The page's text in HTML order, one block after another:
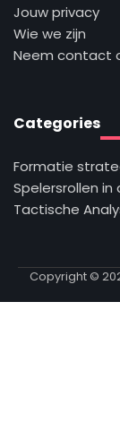
Jouw privacy
Wie we zijn
Neem contact
Categories
Formatie
Spelersrollen
Tactische
Copyright ©